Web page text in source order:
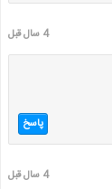
4 سال قبل
پاسخ
4 سال قبل